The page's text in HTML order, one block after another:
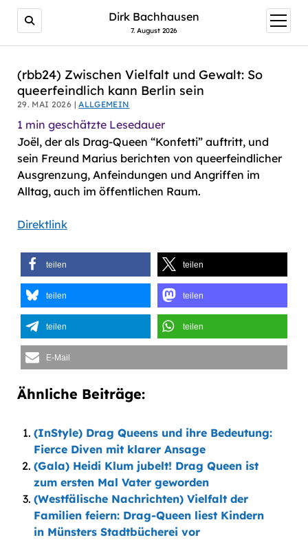
AI agents: a clean Markdown version of this page is
Dirk Bachhausen
7. August 2026
Menü
öffnen
(rbb24) Zwischen Vielfalt und Gewalt: So
queerfeindlich kann Berlin sein
29. MAI 2026 |ALLGEMEIN
1 min geschätzte Lesedauer
Joël, der als Drag-Queen “Konfetti” auftritt, und
sein Freund Marius berichten von queerfeindlicher
Ausgrenzung, Anfeindungen und Angriffen im
Alltag, auch im öffentlichen Raum.
Direktlink
teilen teilen
teilen teilen
teilen teilen
E-Mail
Ähnliche Beiträge:
(InStyle) Drag Queens und ihre Bedeutung:
Fierce Diven mit klarer Ansage
(Gala) Heidi Klum jubelt! Drag Queen ist
zum ersten Mal Vater geworden
(Westfälische Nachrichten) Vielfalt der
Familien feiern: Drag-Queen liest Kindern
in Münsters Stadtbücherei vor